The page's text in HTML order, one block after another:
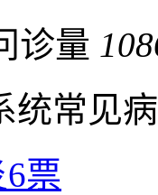
诊量
统常见
6票